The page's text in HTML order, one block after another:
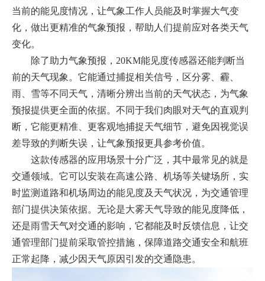
当前的能见度情况，让气象工作人员能及时掌握大气变
化，做出更精准的气象预报，帮助人们提前应对各类天气
变化。
除了助力气象预报，20KM能见度传感器还能判断当
前的天气现象。它能通过捕捉相关信号，区分雾、霾、
雨、雪等不同天气，清晰分辨出当前的天气状态，为气象
预报提供更全面的依据。不同于我们肉眼对天气的直观判
断，它能更精准、更客观地捕捉天气细节，避免因视觉误
差导致的判断失误，让气象预报更具参考价值。
这款传感器的应用场景十分广泛，其中最常见的就是
交通领域。它可以安装在高速公路、机场等关键场所，实
时监测道路和机场周边的能见度及天气状况，为交通管理
部门提供决策依据。无论是大雾天气导致的能见度降低，
还是雨雪天气对交通的影响，它都能及时反馈信息，让交
通管理部门提前采取管控措施，保障道路交通安全和航班
正常起降，减少因天气原因引发的交通隐患。